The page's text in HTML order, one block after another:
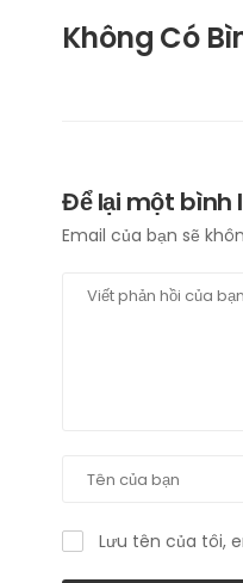
Không Có
Để lại một bình
Email của bạn sẽ
Lưu tên của tôi,